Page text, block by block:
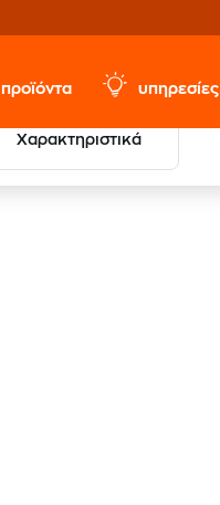
προϊόντα υπηρεσίες
Χαρακτηριστικά